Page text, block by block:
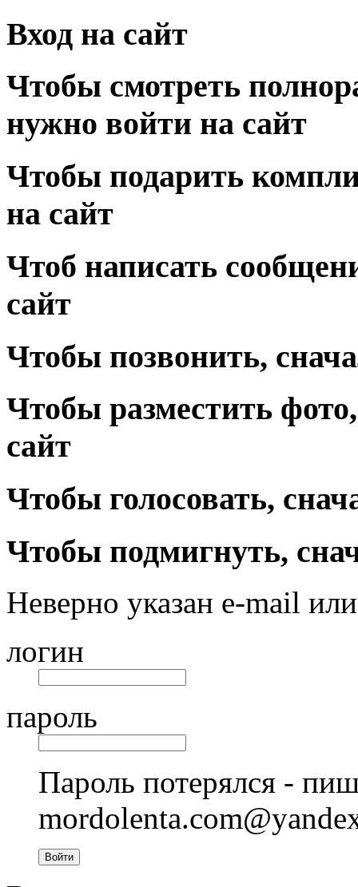
Вход на сайт
Чтобы смотреть
нужно войти на сайт
Чтобы подарить
на сайт
Чтоб написать
сайт
Чтобы позвонить,
Чтобы разместить
сайт
Чтобы голосовать,
Чтобы подмигнуть,
Неверно указан e-mail
логин
пароль
Пароль потерялся -
Войти